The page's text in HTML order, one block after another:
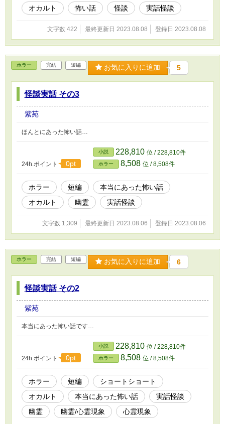
オカルト
怖い話 怪談 実話怪談
文字数 422 最終更新日 2023.08.08 登録日 2023.08.08
ホラー 完結 短編 お気に入りに追加 5
怪談実話 その3
紫苑
ほんとにあった怖い話…
24h.ポイント 0pt
小説 228,810 位 / 228,810件
ホラー 8,508 位 / 8,508件
ホラー 短編
本当にあった怖い話
オカルト
幽霊 実話怪談
文字数 1,309 最終更新日 2023.08.06 登録日 2023.08.06
ホラー 完結 短編 お気に入りに追加 6
怪談実話 その2
紫苑
本当にあった怖い話です…
24h.ポイント 0pt
小説 228,810 位 / 228,810件
ホラー 8,508 位 / 8,508件
ホラー 短編
ショートショート
オカルト
本当にあった怖い話
実話怪談
幽霊
幽霊/心霊現象 心霊現象